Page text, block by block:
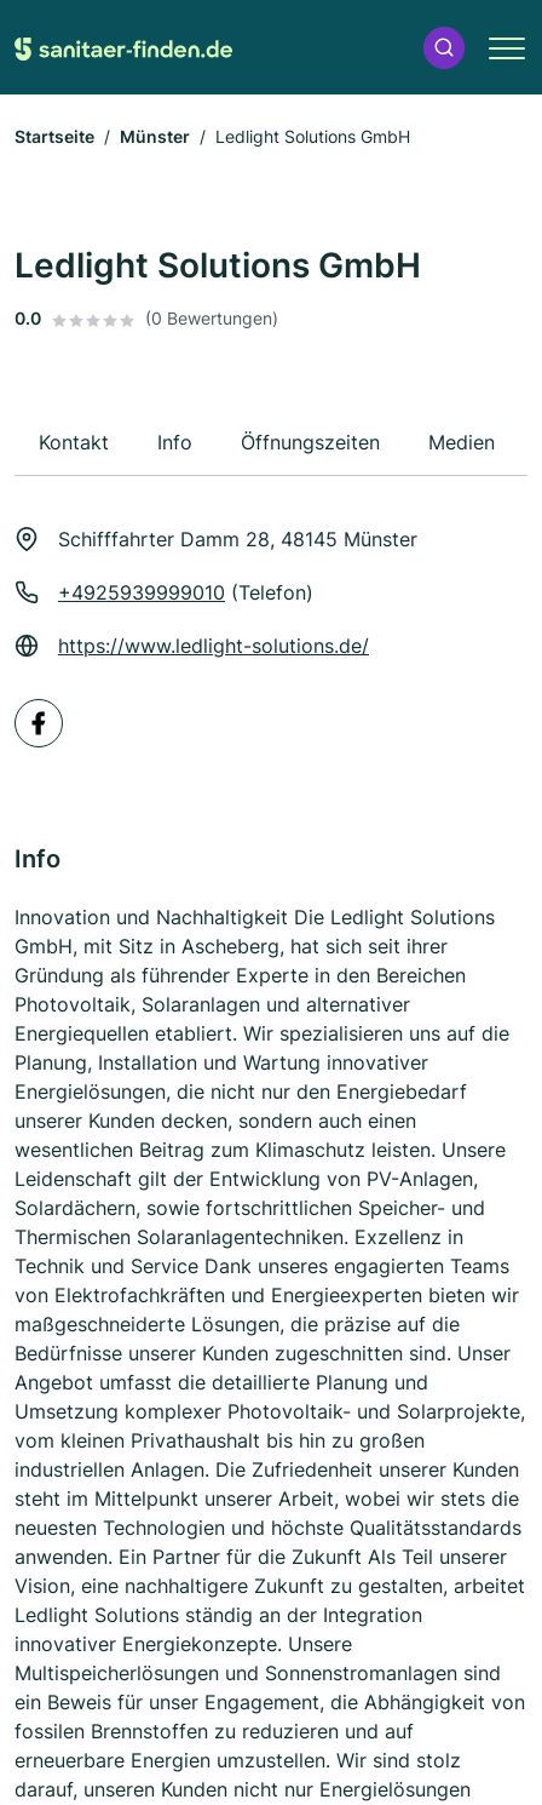
Startseite Münster Ledlight Solutions GmbH
Ledlight Solutions GmbH
0.0 (0 Bewertungen)
Kontakt Info Öffnungszeiten Medien
Schifffahrter Damm 28, 48145 Münster
+4925939999010 (Telefon)
https://www.ledlight-solutions.de/
Info
Innovation und Nachhaltigkeit Die Ledlight Solutions
GmbH, mit Sitz in Ascheberg, hat sich seit ihrer
Gründung als führender Experte in den Bereichen
Photovoltaik, Solaranlagen und alternativer
Energiequellen etabliert. Wir spezialisieren uns auf die
Planung, Installation und Wartung innovativer
Energielösungen, die nicht nur den Energiebedarf
unserer Kunden decken, sondern auch einen
wesentlichen Beitrag zum Klimaschutz leisten. Unsere
Leidenschaft gilt der Entwicklung von PV-Anlagen,
Solardächern, sowie fortschrittlichen Speicher- und
Thermischen Solaranlagentechniken. Exzellenz in
Technik und Service Dank unseres engagierten Teams
von Elektrofachkräften und Energieexperten bieten wir
maßgeschneiderte Lösungen, die präzise auf die
Bedürfnisse unserer Kunden zugeschnitten sind. Unser
Angebot umfasst die detaillierte Planung und
Umsetzung komplexer Photovoltaik- und Solarprojekte,
vom kleinen Privathaushalt bis hin zu großen
industriellen Anlagen. Die Zufriedenheit unserer Kunden
steht im Mittelpunkt unserer Arbeit, wobei wir stets die
neuesten Technologien und höchste Qualitätsstandards
anwenden. Ein Partner für die Zukunft Als Teil unserer
Vision, eine nachhaltigere Zukunft zu gestalten, arbeitet
Ledlight Solutions ständig an der Integration
innovativer Energiekonzepte. Unsere
Multispeicherlösungen und Sonnenstromanlagen sind
ein Beweis für unser Engagement, die Abhängigkeit von
fossilen Brennstoffen zu reduzieren und auf
erneuerbare Energien umzustellen. Wir sind stolz
darauf, unseren Kunden nicht nur Energielösungen